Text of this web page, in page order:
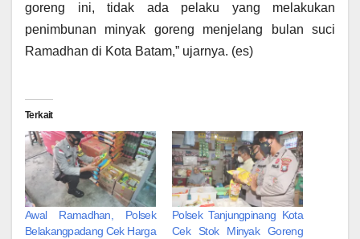
goreng ini, tidak ada pelaku yang melakukan
penimbunan minyak goreng menjelang bulan suci
Ramadhan di Kota Batam,” ujarnya. (es)
Terkait
Awal Ramadhan, Polsek
Belakangpadang Cek Harga
Polsek Tanjungpinang Kota
Cek Stok Minyak Goreng